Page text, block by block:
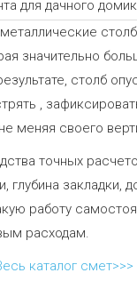
значительно
столб
,
меняя своего
точных
глубина закладки,
работу
расходам.
каталог смет>>>